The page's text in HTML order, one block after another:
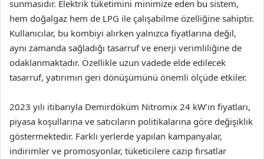
sunmasıdır. Elektrik tüketimini minimize eden bu sistem,
hem doğalgaz hem de LPG ile çalışabilme özelliğine sahiptir.
Kullanıcılar, bu kombiyi alırken yalnızca fiyatlarına değil,
aynı zamanda sağladığı tasarruf ve enerji verimliliğine de
odaklanmaktadır. Özellikle uzun vadede elde edilecek
tasarruf, yatırımın geri dönüşümünü önemli ölçüde etkiler.
2023 yılı itibarıyla Demirdöküm Nitromix 24 kW’ın fiyatları,
piyasa koşullarına ve satıcıların politikalarına göre değişiklik
göstermektedir. Farklı yerlerde yapılan kampanyalar,
indirimler ve promosyonlar, tüketicilere cazip fırsatlar